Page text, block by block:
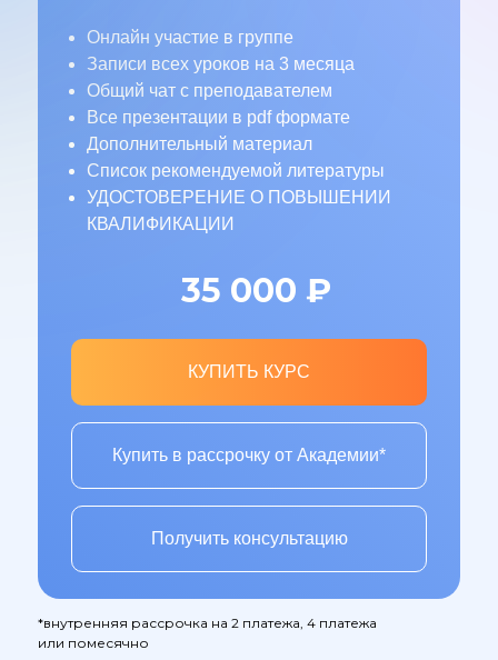
35 000 ₽
Онлайн участие в группе
Записи всех уроков на 3 месяца
Общий чат с преподавателем
Все презентации в pdf формате
Дополнительный материал
Список рекомендуемой литературы
УДОСТОВЕРЕНИЕ О ПОВЫШЕНИИ
КВАЛИФИКАЦИИ
Получить консультацию
Купить в рассрочку от Академии*
КУПИТЬ КУРС
*внутренняя рассрочка на 2 платежа, 4 платежа
или помесячно